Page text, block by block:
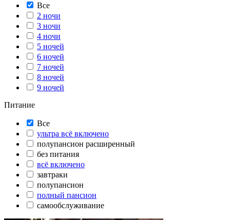
Все
2 ночи
3 ночи
4 ночи
5 ночей
6 ночей
7 ночей
8 ночей
9 ночей
Питание
Все
ультра всё включено
полупансион расширенный
без питания
всё включено
завтраки
полупансион
полный пансион
самообслуживание